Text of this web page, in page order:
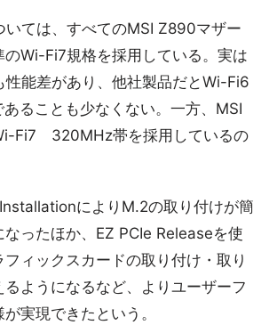
いては、すべてのMSI Z890マザー
のWi-Fi7規格を採用している。実は
能差があり、他社製品だとWi-Fi6
ることも少なくない。一方、MSI
Fi7 320MHz帯を採用しているの
によりM.2の取り付けが簡
ったほか、EZ PCIe Releaseを使
ィックスカードの取り付け・取り
ようになるなど、よりユーザーフ
実現できたという。